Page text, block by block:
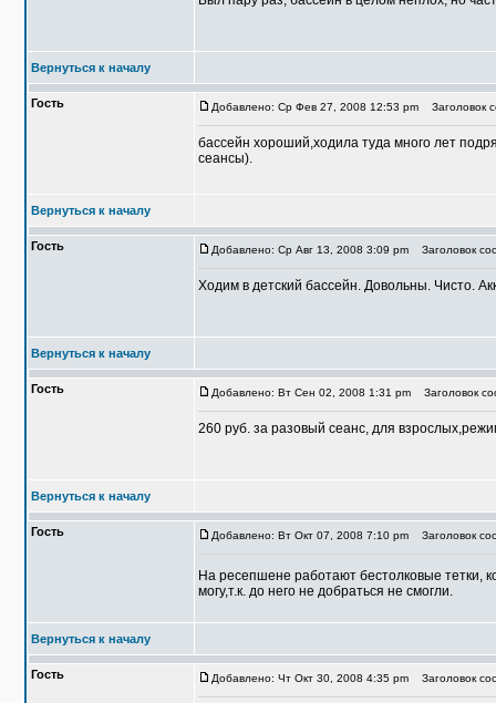
Вернуться к началу
Гость Добавлено: Ср Фев 27, 2008 12:53 pm Заголовок
бассейн хороший,ходила туда много лет
сеансы).
Вернуться к началу
Гость Добавлено: Ср Авг 13, 2008 3:09 pm Заголовок
Ходим в детский бассейн. Довольны. Чисто.
Вернуться к началу
Гость Добавлено: Вт Сен 02, 2008 1:31 pm Заголовок
260 руб. за разовый сеанс, для
Вернуться к началу
Гость Добавлено: Вт Окт 07, 2008 7:10 pm Заголовок
На ресепшене работают бестолковые тетки,
могу,т.к. до него не добраться не смогли.
Вернуться к началу
Гость Добавлено: Чт Окт 30, 2008 4:35 pm Заголовок